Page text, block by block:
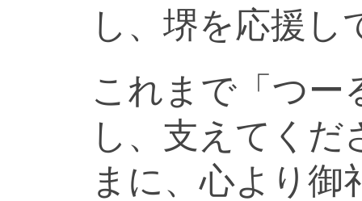
し、堺を応援し
これまで「つー
し、支えてく
まに、心より御